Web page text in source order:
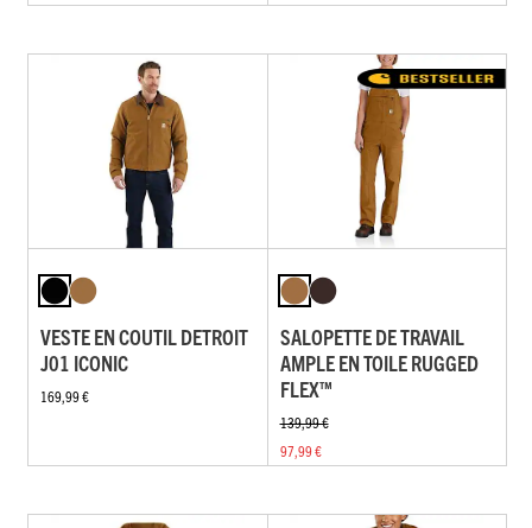
VESTE EN COUTIL DETROIT
J01 ICONIC
169,99 €
SALOPETTE DE TRAVAIL
AMPLE EN TOILE RUGGED
FLEX™
139,99 €
97,99 €